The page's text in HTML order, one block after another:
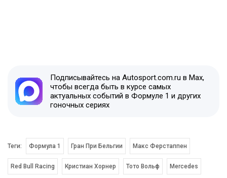
Подписывайтесь на Autosport.com.ru в Max,
чтобы всегда быть в курсе самых
актуальных событий в Формуле 1 и других
гоночных сериях
Теги: Формула 1 Гран При Бельгии Макс Ферстаппен
Red Bull Racing Кристиан Хорнер Тото Вольф Mercedes